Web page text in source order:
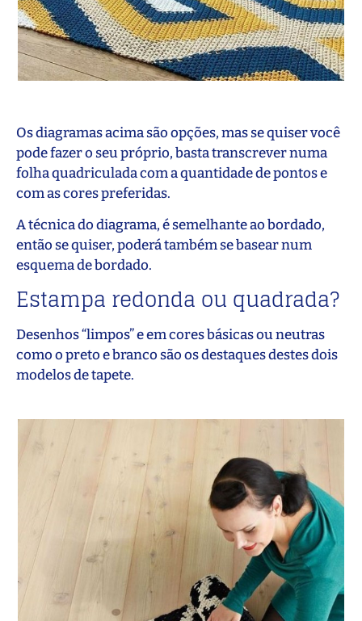
Os diagramas acima são opções, mas se quiser você
pode fazer o seu próprio, basta transcrever numa
folha quadriculada com a quantidade de pontos e
com as cores preferidas.
A técnica do diagrama, é semelhante ao bordado,
então se quiser, poderá também se basear num
esquema de bordado.
Estampa redonda ou quadrada?
Desenhos “limpos” e em cores básicas ou neutras
como o preto e branco são os destaques destes dois
modelos de tapete.